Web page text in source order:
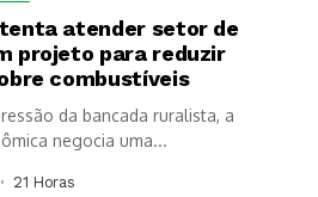
atender setor de
projeto para reduzir
combustíveis
da bancada ruralista, a
negocia uma...
21 Horas ⁮